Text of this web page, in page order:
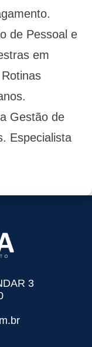
de Pessoal e
em
Gestão de
Especialista
3